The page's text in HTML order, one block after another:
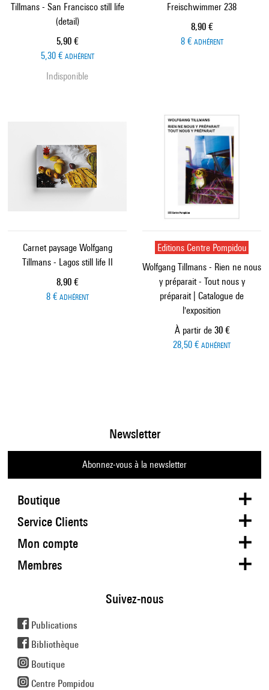
Tillmans - San Francisco still life
(detail)
Prix ​​actuel
5,90 €
5,30 € ADHÉRENT
Indisponible
Freischwimmer 238
Prix ​​actuel
8,90 €
8 € ADHÉRENT
Carnet paysage Wolfgang
Tillmans - Lagos still life II
Prix ​​actuel
8,90 €
8 € ADHÉRENT
Editions Centre Pompidou
Wolfgang Tillmans - Rien ne nous
y préparait - Tout nous y
préparait | Catalogue de
l'exposition
À partir de Prix ​​actuel
30 €
28,50 € ADHÉRENT
Boutique
Newsletter
Abonnez-vous à la newsletter
Service Clients
Mon compte
Membres
Suivez-nous
Publications
Bibliothèque
Boutique
Centre Pompidou